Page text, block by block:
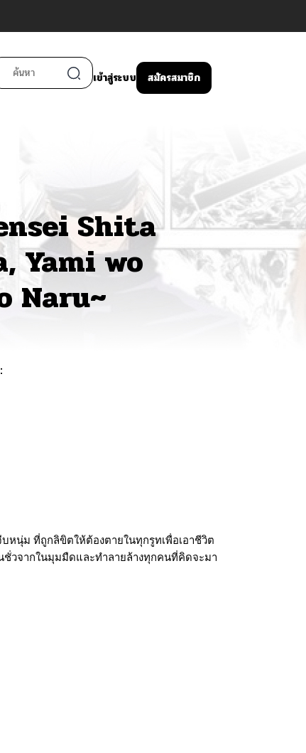
เข้าสู่ระบบ สมัครสมาชิก
Shita
Yami wo
Naru~
หนุ่ม ที่ถูกลิขิตให้ต้องตายในทุกรูทเพื่อเอาชีวิต
วจากในมุมมืดและทำลายล้างทุกคนที่คิดจะมา